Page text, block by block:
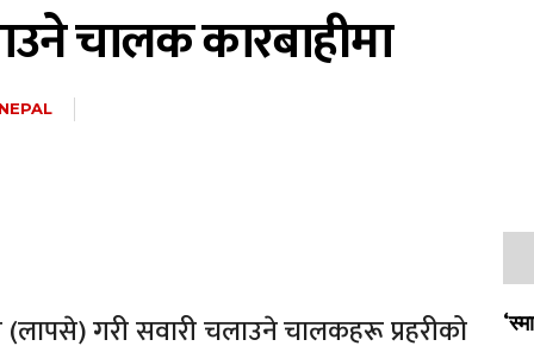
चालक कारबाहीमा
(लापसे) गरी सवारी चलाउने चालकहरू प्रहरीको